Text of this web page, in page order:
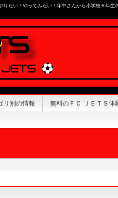
りたい！やってみたい！年中さんから小学校６年
リ別の情報 無料のＦＣ ＪＥＴＳ体